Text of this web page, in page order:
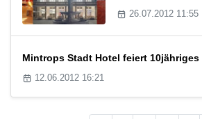
26.07.2012 11:55
Mintrops Stadt Hotel feiert
12.06.2012 16:21